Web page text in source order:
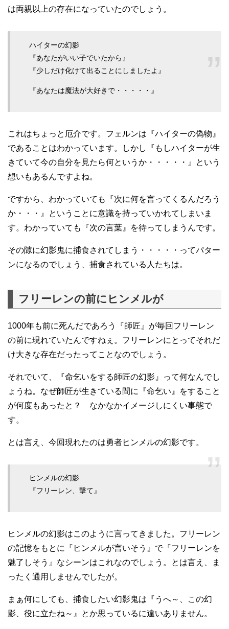
は両親以上の存在になっていたのでしょう。
ハイターの幻影
『あなたがいい子でいたから』
『少しだけ化けて出ることにしましたよ』
『あなたは魔法が大好きで・・・・・』
これはちょっと厄介です。フェルンは『ハイターの偽物』
であることはわかっています。しかし『もしハイターが生
きていて今の自分を見たら何というか・・・・・』という
想いもあるんですよね。
ですから、わかっていても『次に何を言ってくるんだろう
か・・・』ということに意識を持っていかれてしまいま
す。わかっていても『次の言葉』を待ってしまうんです。
その隙に幻影鬼に捕食されてしまう・・・・・ってパター
ンになるのでしょう、捕食されている人たちは。
フリーレンの前にヒンメルが
1000年も前に死んだであろう『師匠』が毎回フリーレン
の前に現れていたんですねぇ。フリーレンにとってそれだ
け大きな存在だったってことなのでしょう。
それでいて、『命乞いをする師匠の幻影』って何なんでし
ょうね。なぜ師匠が生きている間に『命乞い』をすること
が何度もあったと？ なかなかイメージしにくい事態で
す。
とは言え、今回現れたのは勇者ヒンメルの幻影です。
ヒンメルの幻影
『フリーレン、撃て』
ヒンメルの幻影はこのように言ってきました。フリーレン
の記憶をもとに『ヒンメルが言いそう』で『フリーレンを
魅了しそう』なシーンはこれなのでしょう。とは言え、ま
ったく通用しませんでしたが。
まぁ何にしても、捕食したい幻影鬼は『うへ～、この幻
影、役に立たね～』とか思っているに違いありません。